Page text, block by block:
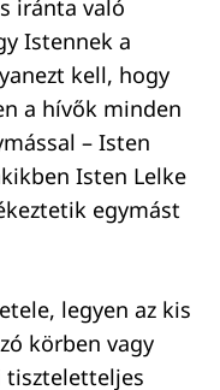
iránta való
Istennek a
kell, hogy
a hívők minden
– Isten
Isten Lelke
egymást
legyen az kis
körben vagy
tiszteletteljes